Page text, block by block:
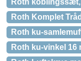
Roth koblingssæt,
Roth Komplet
Roth ku-
Roth ku-vinkel 16